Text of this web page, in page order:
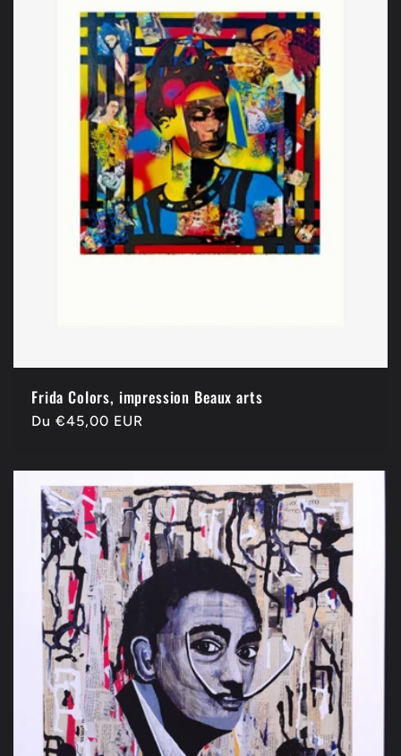
Frida Colors, impression Beaux arts
Prix
Du €45,00 EUR